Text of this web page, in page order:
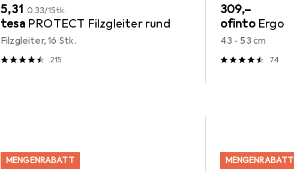
EUR
5,31 EUR
0,33/1Stk.
tesa PROTECT Filzgleiter rund
Filzgleiter, 16 Stk.
215
EUR
309,–
ofinto Ergo
43 - 53 cm
74
MENGENRABATT MENGENRABATT